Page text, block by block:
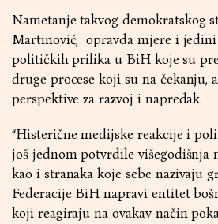
Nametanje takvog demokratskog
Martinović, opravda mjere i
političkih prilika u BiH koje su
druge procese koji su na čekanju,
perspektive za razvoj i napredak.
“Histerične medijske reakcije i
još jednom potvrdile višegodišnja
kao i stranaka koje sebe nazivaju
Federacije BiH napravi entitet
koji reagiraju na ovakav način